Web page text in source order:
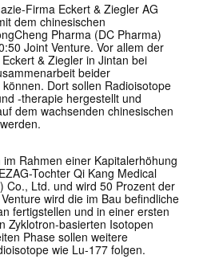
Firma Eckert & Ziegler AG
dem chinesischen
Pharma (DC Pharma)
Joint Venture. Vor allem der
& Ziegler in Jintan bei
beider
Dort sollen Radioisotope
-therapie hergestellt und
dem wachsenden chinesischen
Rahmen einer Kapitalerhöhung
Tochter Qi Kang Medical
Co., Ltd. und wird 50 Prozent der
wird die im Bau befindliche
fertigstellen und in einer ersten
Zyklotron-basierten Isotopen
Phase sollen weitere
wie Lu-177 folgen.